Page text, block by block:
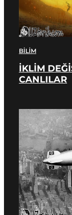
BILIM
İKLİM
CANLILAR